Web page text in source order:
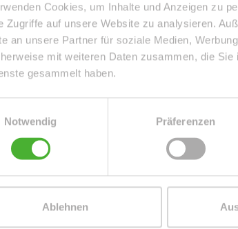
Cookies, um Inhalte und Anzeigen zu
Zugriffe auf unsere Website zu analysieren.
an unsere Partner für soziale Medien,
mit weiteren Daten zusammen, die
gesammelt haben.
Notwendig
Präferenzen
Ablehnen
zwei Balkone mit Ost- und Südausrichtung:
helle Wohnräume zu erleben.
vorhandene Keller, der die
über insgesamt 4 Etagen und vermittelt ein
Stellplatz (Duplex) sowie der sich im
Wohnungsangebot ab.
und eignet sich damit sowohl für Käufer mit
beliebten Speckgürtel Leipzig-Liebertwolkwitz.